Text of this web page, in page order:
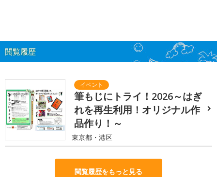
閲覧履歴
筆もじにトライ！2026～はぎ
れを再生利用！オリジナル作
品作り！～
東京都・港区
閲覧履歴をもっと見る